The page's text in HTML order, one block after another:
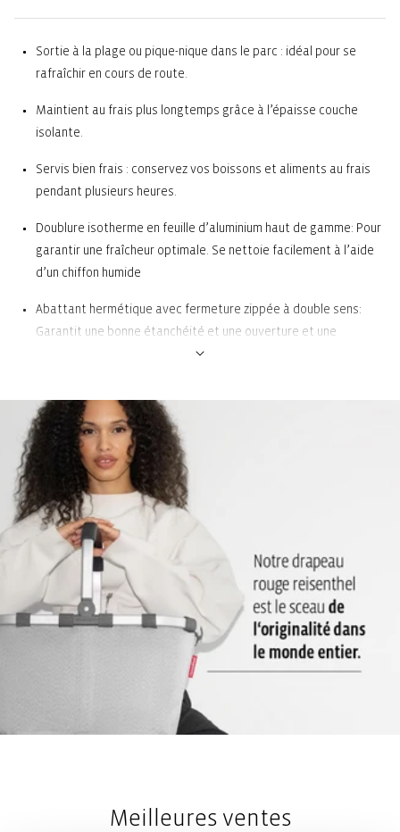
Sortie à la plage ou pique-nique dans le parc : idéal pour se
rafraîchir en cours de route.
Maintient au frais plus longtemps grâce à l’épaisse couche
isolante.
Servis bien frais : conservez vos boissons et aliments au frais
pendant plusieurs heures.
Doublure isotherme en feuille d’aluminium haut de gamme: Pour
garantir une fraîcheur optimale. Se nettoie facilement à l’aide
d’un chiffon humide
Abattant hermétique avec fermeture zippée à double sens:
Garantit une bonne étanchéité et une ouverture et une
partout
Meilleures ventes